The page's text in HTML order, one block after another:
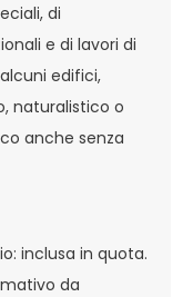
di
e di lavori di
edifici,
naturalistico o
anche senza
inclusa in quota.
da